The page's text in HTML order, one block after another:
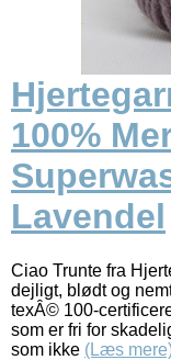
100%
Lavendel
Ciao Trunte fra
dejligt, blødt og
texÂ© 100-
som er fri for
som ikke (Læs